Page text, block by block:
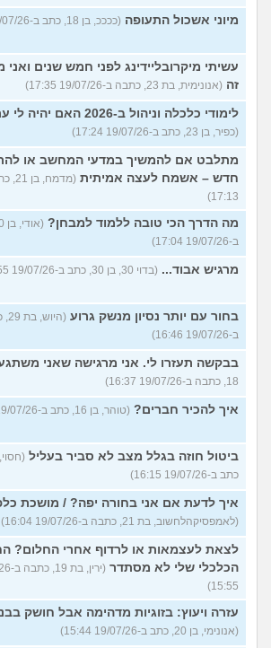
מיוני אשכול התעופה (ככככ, בן 18, כתב ב-20/07/26 16:00)
עשיתי מיקרובליידינג לפני חמש שנים
זה (אנונימית, בת 23, כתבה ב-19/07/26 17:35)
לימודי כלכלה וניהול ב-2026 האם יהיה לי עתיד בזה?
(כפיר, בן 23, כתב ב-19/07/26 17:24)
מתלבט אם להמשיך במדעי המחשב או
חדש – אשמח לעצה אמיתית
17:13)
מה הדרך הכי טובה ללמוד למבחן?
ב-19/07/26 17:04)
מרגיש אבוד... (בדוי 30, בן 30, כתב ב-19/07/26 16:55)
בחור עם יותר נסיון מנשק גרוע
ב-19/07/26 16:46)
בבקשה תעזרו לי. אני מרגישה שאני
18, כתבה ב-19/07/26 16:37)
איך להכיר חברים? (טוהר, בן 16, כתב ב-19/07/26 16:26)
ביטול חוזה בגלל מצב לא סביר בעליל
כתב ב-19/07/26 16:15)
איך לדעת אם אני בחורה יפה? / מושכת
(לאמפסיקהלחשוב, בת 21, כתבה ב-19/07/26 16:04)
לצאת לעצמאות או לרדוף אחרי החלום?
הכלכלי שלי לא מסתדר
15:55)
עזרה ויעוץ: בזוגיות מדהימה אבל חושק
(אנונימי, בן 20, כתב ב-19/07/26 15:44)